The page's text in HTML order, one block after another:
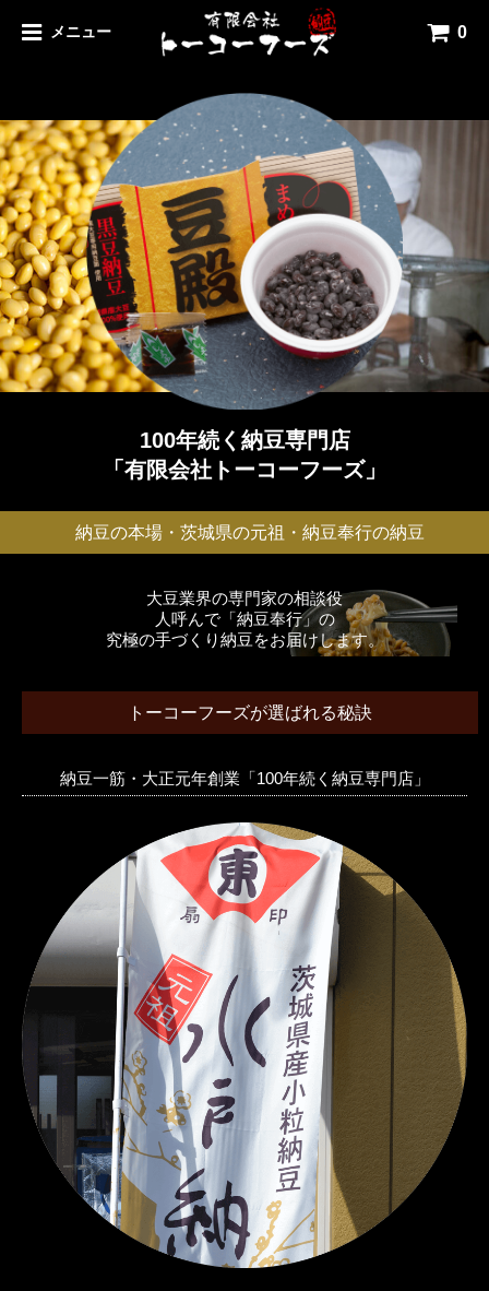
メニュー 0
100年続く納豆専門店
「有限会社トーコーフーズ」
納豆の本場・茨城県の元祖・納豆奉行の納豆
大豆業界の専門家の相談役
人呼んで「納豆奉行」の
究極の手づくり納豆をお届けします。
トーコーフーズが選ばれる秘訣
納豆一筋・大正元年創業「100年続く納豆専門店」